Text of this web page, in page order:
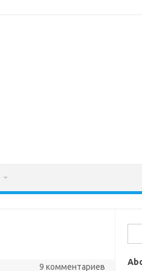
9 комментариев